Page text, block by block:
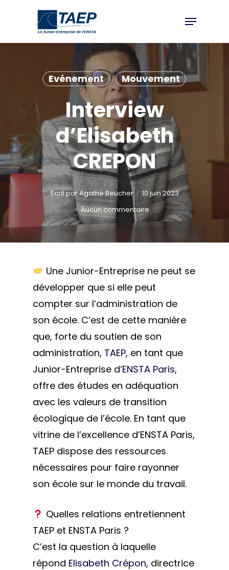
main
Menu
Evénement Mouvement
Interview
d’Elisabeth
CREPON
Ecrit parAgathe Beucher
10 juin 2023
Aucun commentaire
Une Junior-Entreprise ne peut se
développer que si elle peut
compter sur l’administration de
son école. C’est de cette manière
que, forte du soutien de son
administration, TAEP, en tant que
Junior-Entreprise d’ENSTA Paris,
offre des études en adéquation
avec les valeurs de transition
écologique de l’école. En tant que
vitrine de l’excellence d’ENSTA Paris,
TAEP dispose des ressources
nécessaires pour faire rayonner
son école sur le monde du travail.
Quelles relations entretiennent
TAEP et ENSTA Paris ?
C’est la question à laquelle
répond Elisabeth Crépon, directrice